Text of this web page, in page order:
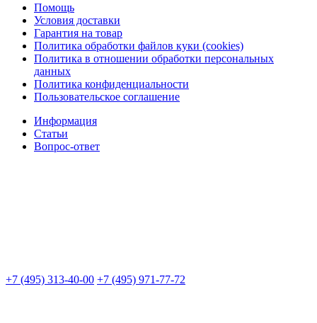
Помощь
Условия доставки
Гарантия на товар
Политика обработки файлов куки (cookies)
Политика в отношении обработки персональных
данных
Политика конфиденциальности
Пользовательское соглашение
Информация
Статьи
Вопрос-ответ
+7 (495) 313-40-00 +7 (495) 971-77-72